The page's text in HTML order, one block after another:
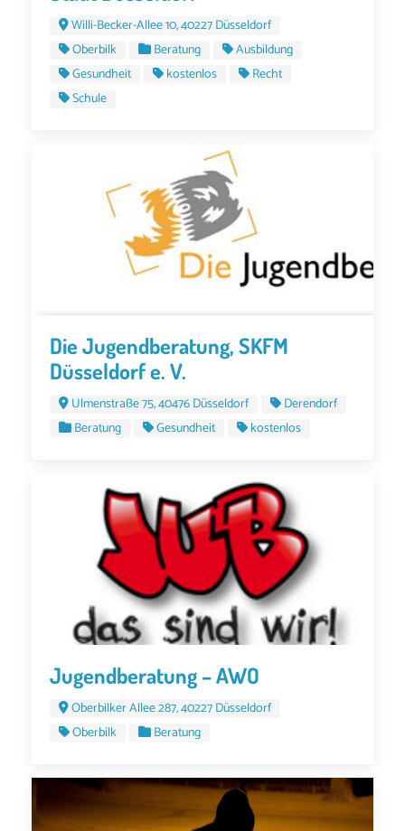
Willi-Becker-Allee 10, 40227 Düsseldorf
Oberbilk
Beratung
Ausbildung
Gesundheit
kostenlos
Recht
Schule
Die Jugendberatung, SKFM
Düsseldorf e. V.
Ulmenstraße 75, 40476 Düsseldorf
Derendorf
Beratung
Gesundheit kostenlos
Jugendberatung – AWO
Oberbilker Allee 287, 40227 Düsseldorf
Oberbilk
Beratung